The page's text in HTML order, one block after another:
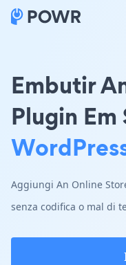
Embutir
Plugin Em
Aggiungi An Online
senza codifica o mal di